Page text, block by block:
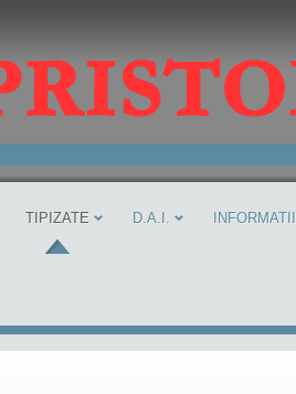
TIPIZATE D.A.I.